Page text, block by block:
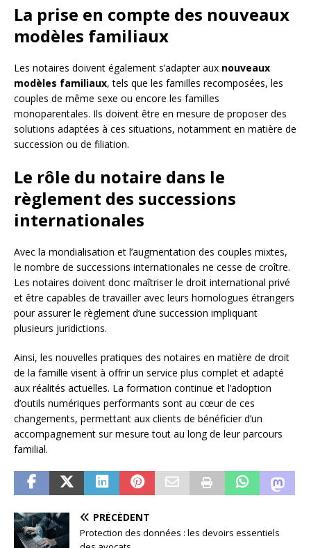
La prise en compte des nouveaux
modèles familiaux
Les notaires doivent également s’adapter aux nouveaux
modèles familiaux, tels que les familles recomposées, les
couples de même sexe ou encore les familles
monoparentales. Ils doivent être en mesure de proposer des
solutions adaptées à ces situations, notamment en matière de
succession ou de filiation.
Le rôle du notaire dans le
règlement des successions
internationales
Avec la mondialisation et l’augmentation des couples mixtes,
le nombre de successions internationales ne cesse de croître.
Les notaires doivent donc maîtriser le droit international privé
et être capables de travailler avec leurs homologues étrangers
pour assurer le règlement d’une succession impliquant
plusieurs juridictions.
Ainsi, les nouvelles pratiques des notaires en matière de droit
de la famille visent à offrir un service plus complet et adapté
aux réalités actuelles. La formation continue et l’adoption
d’outils numériques performants sont au cœur de ces
changements, permettant aux clients de bénéficier d’un
accompagnement sur mesure tout au long de leur parcours
familial.
PRÉCÉDENT
Protection des données : les devoirs essentiels